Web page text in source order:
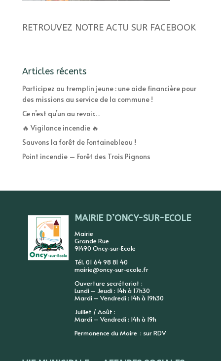
RETROUVEZ NOTRE ACTU SUR FACEBOOK
Articles récents
Participez au tremplin jeune : une aide financière pour
des missions au service de la commune !
Ce n’est qu’un au revoir…
🔥 Vigilance incendie 🔥
Sauvons la forêt de Fontainebleau !
Point incendie – Forêt des Trois Pignons
MAIRIE D’ONCY-SUR-ECOLE
Mairie
Grande Rue
91490 Oncy-sur-Ecole
Tél. 01 64 98 81 40
mairie@oncy-sur-ecole.fr
Ouverture secrétariat :
Lundi – Jeudi : 14h à 17h30
Mardi – Vendredi : 14h à 19h30
Juillet / Août :
Mardi – Vendredi : 14h à 19h
Permanence du Maire : sur RDV